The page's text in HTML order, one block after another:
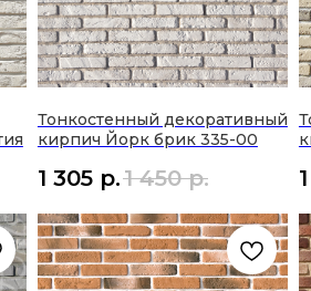
Тонкостенный декоративный
кирпич Йорк брик 335-00
1 305 р.1 450 р.